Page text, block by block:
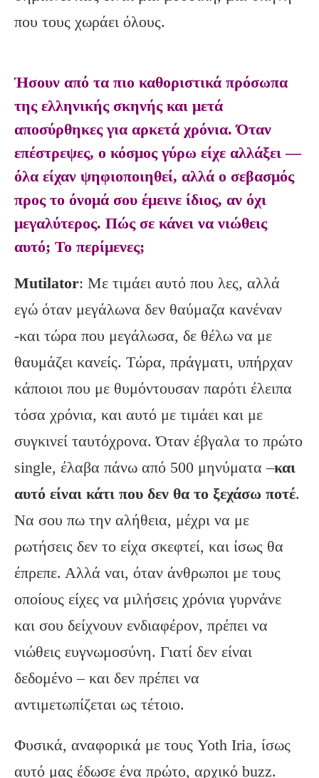
που τους χωράει όλους.
Ήσουν από τα πιο καθοριστικά πρόσωπα
της ελληνικής σκηνής και μετά
αποσύρθηκες για αρκετά χρόνια. Όταν
επέστρεψες, ο κόσμος γύρω είχε αλλάξει —
όλα είχαν ψηφιοποιηθεί, αλλά ο σεβασμός
προς το όνομά σου έμεινε ίδιος, αν όχι
μεγαλύτερος. Πώς σε κάνει να νιώθεις
αυτό; Το περίμενες;
Mutilator: Με τιμάει αυτό που λες, αλλά
εγώ όταν μεγάλωνα δεν θαύμαζα κανέναν
-και τώρα που μεγάλωσα, δε θέλω να με
θαυμάζει κανείς. Τώρα, πράγματι, υπήρχαν
κάποιοι που με θυμόντουσαν παρότι έλειπα
τόσα χρόνια, και αυτό με τιμάει και με
συγκινεί ταυτόχρονα. Όταν έβγαλα το πρώτο
single, έλαβα πάνω από 500 μηνύματα –και
αυτό είναι κάτι που δεν θα το ξεχάσω ποτέ.
Να σου πω την αλήθεια, μέχρι να με
ρωτήσεις δεν το είχα σκεφτεί, και ίσως θα
έπρεπε. Αλλά ναι, όταν άνθρωποι με τους
οποίους είχες να μιλήσεις χρόνια γυρνάνε
και σου δείχνουν ενδιαφέρον, πρέπει να
νιώθεις ευγνωμοσύνη. Γιατί δεν είναι
δεδομένο – και δεν πρέπει να
αντιμετωπίζεται ως τέτοιο.
Φυσικά, αναφορικά με τους Yoth Iria, ίσως
αυτό μας έδωσε ένα πρώτο, αρχικό buzz.